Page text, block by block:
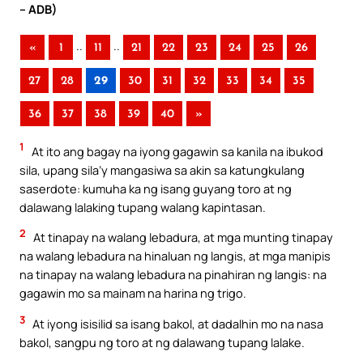
– ADB)
« 1 .. 11 .. 21 22 23 24 25 26
27 28 29 30 31 32 33 34 35
36 37 38 39 40 »
1
At ito ang bagay na iyong gagawin sa kanila na ibukod
sila, upang sila’y mangasiwa sa akin sa katungkulang
saserdote: kumuha ka ng isang guyang toro at ng
dalawang lalaking tupang walang kapintasan.
2 At tinapay na walang lebadura, at mga munting tinapay
na walang lebadura na hinaluan ng langis, at mga manipis
na tinapay na walang lebadura na pinahiran ng langis: na
gagawin mo sa mainam na harina ng trigo.
3 At iyong isisilid sa isang bakol, at dadalhin mo na nasa
bakol, sangpu ng toro at ng dalawang tupang lalake.